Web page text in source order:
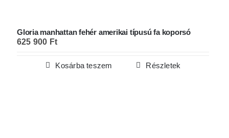
Gloria manhattan fehér amerikai típusú fa koporsó
625 900 Ft
Kosárba teszem Részletek